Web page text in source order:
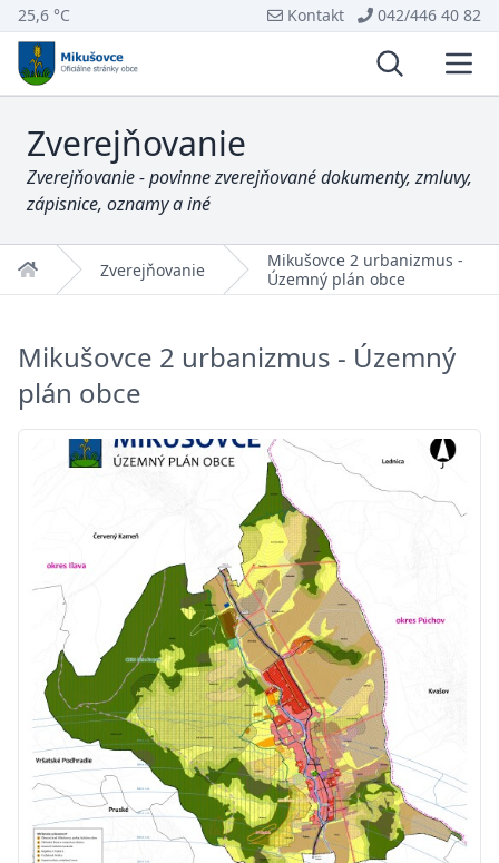
25,6 °C Kontakt 042/446 40 82
Vyhľadávanie
Zverejňovanie
Zverejňovanie - povinne zverejňované dokumenty, zmluvy,
zápisnice, oznamy a iné
Domov Zverejňovanie
Mikušovce 2 urbanizmus -
Územný plán obce
Mikušovce 2 urbanizmus - Územný
plán obce